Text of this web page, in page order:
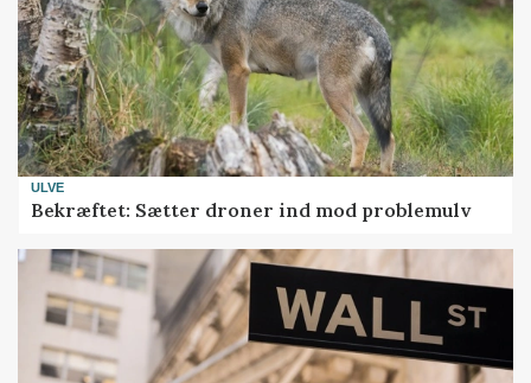
ULVE
Bekræftet: Sætter droner ind mod problemulv